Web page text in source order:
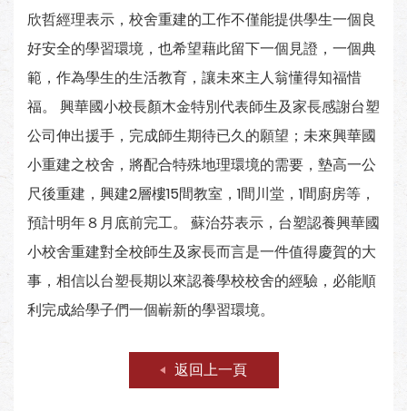
欣哲經理表示，校舍重建的工作不僅能提供學生一個良
好安全的學習環境，也希望藉此留下一個見證，一個典
範，作為學生的生活教育，讓未來主人翁懂得知福惜
福。 興華國小校長顏木金特別代表師生及家長感謝台塑
公司伸出援手，完成師生期待已久的願望；未來興華國
小重建之校舍，將配合特殊地理環境的需要，墊高一公
尺後重建，興建2層樓15間教室，1間川堂，1間廚房等，
預計明年８月底前完工。 蘇治芬表示，台塑認養興華國
小校舍重建對全校師生及家長而言是一件值得慶賀的大
事，相信以台塑長期以來認養學校校舍的經驗，必能順
利完成給學子們一個嶄新的學習環境。
返回上一頁